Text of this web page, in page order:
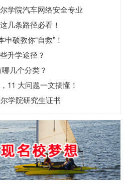
学院汽车网络安全专业
几条路径必看！
硕教你“自救”！
升学途径？
几个分类？
11 大问题一文搞懂！
学院研究生证书